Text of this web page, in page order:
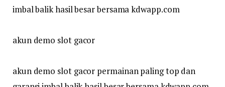
imbal balik hasil besar bersama kdwapp.com
akun demo slot gacor
akun demo slot gacor permainan paling top dan